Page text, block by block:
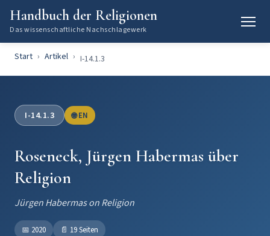
Handbuch der Religionen
Das wissenschaftliche Nachschlagewerk
Start Artikel I-14.1.3
I-14.1.3 🌐 EN
Roseneck, Jürgen Habermas über
Religion
Jürgen Habermas on Religion
📅 2020 📄 19 Seiten